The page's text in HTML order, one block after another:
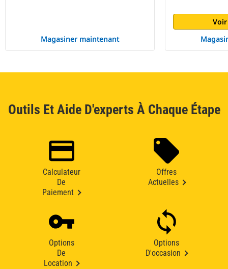
Magasiner maintenant
Outils Et Aide D'experts À Chaque Étape
Calculateur
De
Paiement
Offres
Actuelles
Options
De
Location
Options
D'occasion